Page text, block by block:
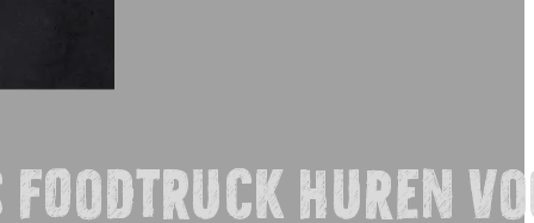
foodtruck huren